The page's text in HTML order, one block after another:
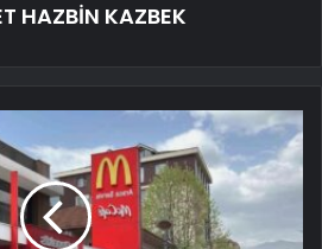
HAZBİN KAZBEK